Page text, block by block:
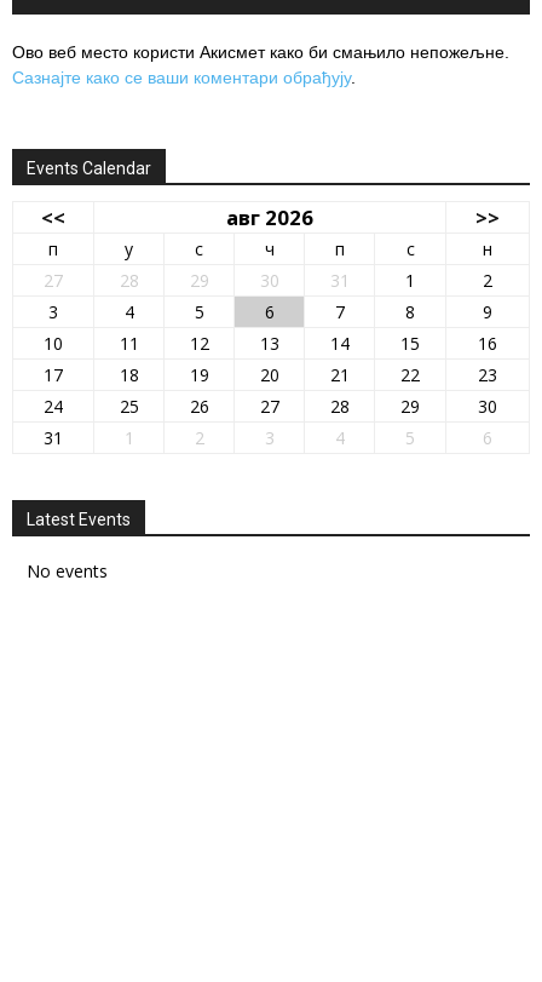
Ово веб место користи Акисмет како би смањило непожељне.
Сазнајте како се ваши коментари обрађују.
Events Calendar
<< авг 2026 >>
п у с ч п с
н
27
28 29 30 31 1
2
3
4 5 6 7 8
9
10
11 12 13 14 15
16
17
18 19 20 21 22
23
24
25 26 27 28 29
30
31
1 2 3 4 5 6
Latest Events
No events